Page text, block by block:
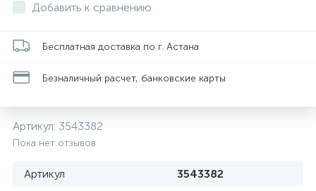
Добавить к сравнению
Бесплатная доставка по г. Астана
Безналичный расчет, банковские карты
Артикул: 3543382
Пока нет отзывов
Артикул
3543382